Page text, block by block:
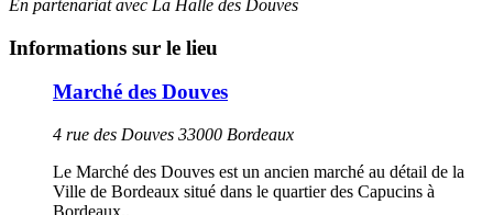
En partenariat avec La Halle des Douves
Informations sur le lieu
Marché des Douves
4 rue des Douves 33000 Bordeaux
Le Marché des Douves est un ancien marché au détail de la
Ville de Bordeaux situé dans le quartier des Capucins à
Bordeaux..